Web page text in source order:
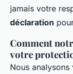
jamais votre
déclaration
Comment
votre
Nous